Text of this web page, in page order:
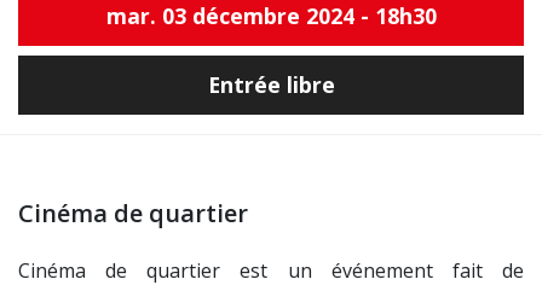
mar. 03 décembre 2024 - 18h30
Entrée libre
Cinéma de quartier
Cinéma de quartier est un événement fait de